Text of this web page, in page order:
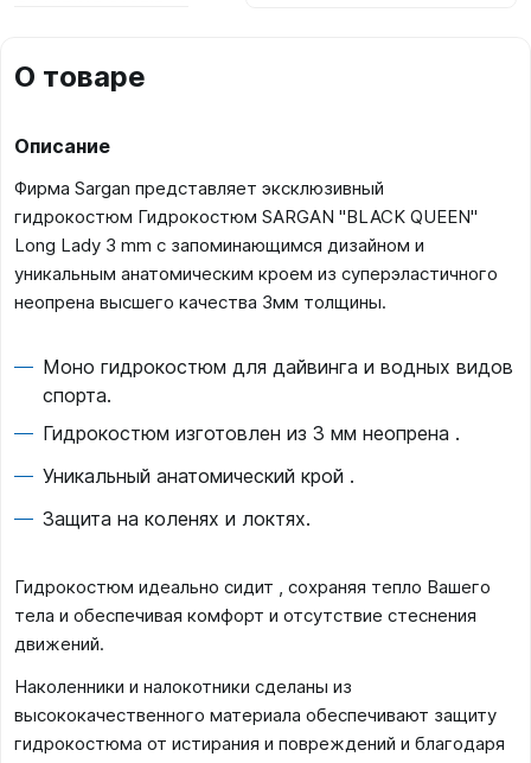
О товаре
Описание
Фирма Sargan представляет эксклюзивный
гидрокостюм Гидрокостюм SARGAN "BLACK QUEEN"
Long Lady 3 mm с запоминающимся дизайном и
уникальным анатомическим кроем из суперэластичного
неопрена высшего качества 3мм толщины.
Моно гидрокостюм для дайвинга и водных видов
спорта.
Гидрокостюм изготовлен из 3 мм неопрена .
Уникальный анатомический крой .
Защита на коленях и локтях.
Гидрокостюм идеально сидит , сохраняя тепло Вашего
тела и обеспечивая комфорт и отсутствие стеснения
движений.
Наколенники и налокотники сделаны из
высококачественного материала обеспечивают защиту
гидрокостюма от истирания и повреждений и благодаря